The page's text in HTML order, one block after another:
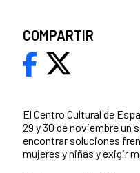
El Centro Cultural de
29 y 30 de noviembre un
encontrar soluciones
mujeres y niñas y exigir
COMPARTIR